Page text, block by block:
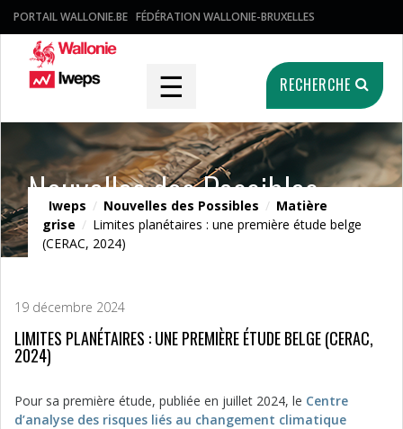
PORTAIL WALLONIE.BE FÉDÉRATION WALLONIE-BRUXELLES
☰ RECHERCHE
Nouvelles des Possibles
Iweps / Nouvelles des Possibles / Matière
grise / Limites planétaires : une première étude belge
(CERAC, 2024)
19 décembre 2024
LIMITES PLANÉTAIRES : UNE PREMIÈRE ÉTUDE BELGE (CERAC,
2024)
Pour sa première étude, publiée en juillet 2024, le Centre
d’analyse des risques liés au changement climatique